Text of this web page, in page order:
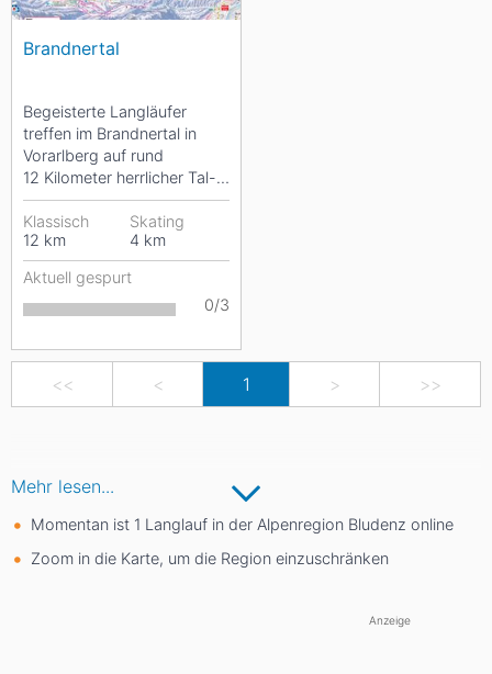
Brandnertal
Begeisterte Langläufer
treffen im Brandnertal in
Vorarlberg auf rund
12 Kilometer herrlicher Tal-
und Höhenloipen . Während
Fortgeschrittene...
Klassisch
12 km
Skating
4 km
Aktuell gespurt
0/3
<< < 1 > >>
Mehr lesen...
Momentan ist 1 Langlauf in der Alpenregion Bludenz online
Zoom in die Karte, um die Region einzuschränken
Anzeige